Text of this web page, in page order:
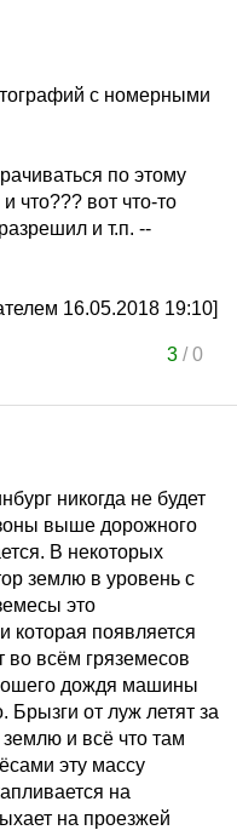
с номерными
по этому
что??? вот что-то
и т.п. --
16.05.2018 19:10]
3/0
никогда не будет
выше дорожного
В некоторых
землю в уровень с
это
которая появляется
во всём гряземесов
дождя машины
от луж летят за
и всё что там
эту массу
на
на проезжей